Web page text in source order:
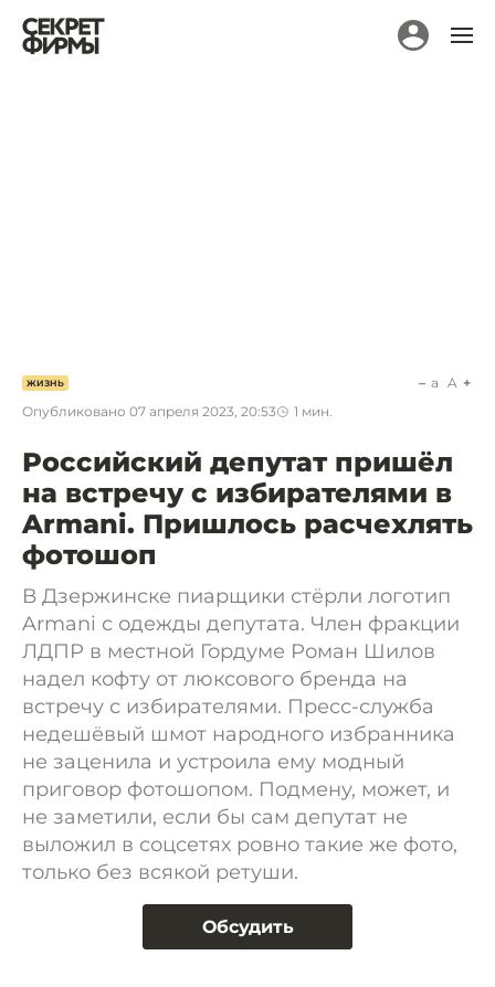
ЖИЗНЬ
Опубликовано 07 апреля 2023, 20:53 1 мин.
a A
Российский депутат пришёл
на встречу с избирателями в
Armani. Пришлось расчехлять
фотошоп
В Дзержинске пиарщики стёрли логотип
Armani с одежды депутата. Член фракции
ЛДПР в местной Гордуме Роман Шилов
надел кофту от люксового бренда на
встречу с избирателями. Пресс-служба
недешёвый шмот народного избранника
не заценила и устроила ему модный
приговор фотошопом. Подмену, может, и
не заметили, если бы сам депутат не
выложил в соцсетях ровно такие же фото,
только без всякой ретуши.
Обсудить